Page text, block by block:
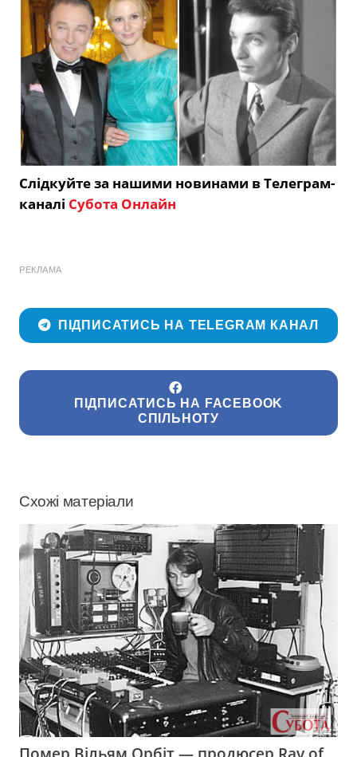
Слідкуйте за нашими новинами в Телеграм-
каналі Субота Онлайн
РЕКЛАМА
ПІДПИСАТИСЬ НА TELEGRAM КАНАЛ
ПІДПИСАТИСЬ НА FACEBOOK
СПІЛЬНОТУ
Схожі матеріали